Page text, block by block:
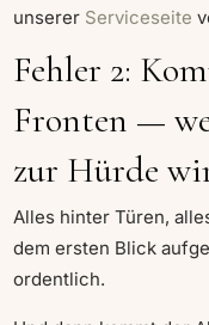
unserer Serviceseite
Fehler 2:
Fronten —
zur Hürde
Alles hinter Türen,
dem ersten Blick
ordentlich.